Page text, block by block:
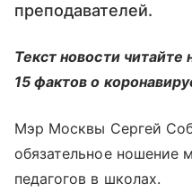
преподавателей.
Текст новости читайте
15 фактов о
Мэр Москвы Сергей
обязательное ношение
педагогов в школах.